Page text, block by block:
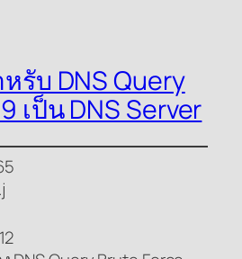
รับ DNS Query
เป็น DNS Server